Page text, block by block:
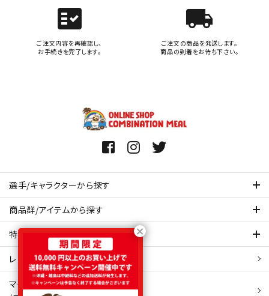
fact_check
ご注文内容を再確認し、
お手続きを完了します。
local_shipping
ご注文の商品を発送します。
商品の到着をお待ち下さい。
選手/キャラクターから探す
商品群/アイテムから探す
特集ページを見てみる
レビュー・口コミ 一覧ページ
マイアカウント